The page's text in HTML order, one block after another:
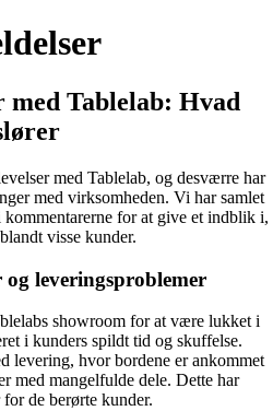
Tablelab: Hvad
med Tablelab, og desværre har
med virksomheden. Vi har samlet
kommentarerne for at give et indblik i,
visse kunder.
leveringsproblemer
showroom for at være lukket i
i kunders spildt tid og skuffelse.
levering, hvor bordene er ankommet
med mangelfulde dele. Dette har
de berørte kunder.